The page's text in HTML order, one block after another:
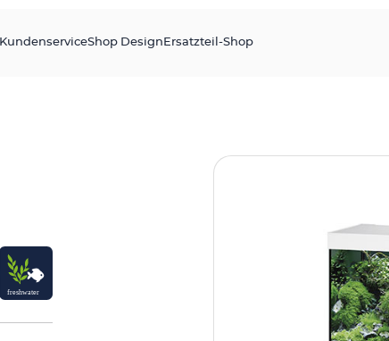
KundenserviceShop Design Ersatzteil-Shop